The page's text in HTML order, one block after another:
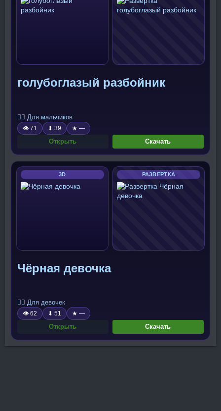
голубоглазый разбойник
🧍‍♂️ Для мальчиков
👁 71 ⬇ 39 ★ —
Открыть Скачать
3D РАЗВЕРТКА
Чёрная девочка
🧍‍♀️ Для девочек
👁 62 ⬇ 51 ★ —
Открыть Скачать